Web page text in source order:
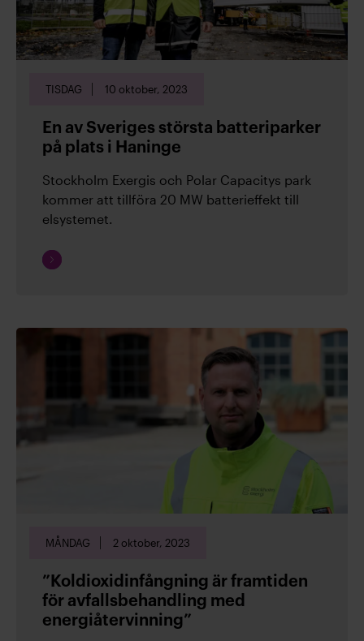
Arkiv
2026
(34)
(27)
2021
2020
energibranschen.
Läs rapporter och remissvar
Kontakta oss!
För mer information, kontakta oss
TISDAG 10 oktober, 2023
En av Sveriges största batteriparker
på plats i Haninge
Stockholm Exergis och Polar Capacitys park
kommer att tillföra 20 MW batterieffekt till
elsystemet.
Fortsätt
MÅNDAG 2 oktober, 2023
”Koldioxidinfångning är framtiden
för avfallsbehandling med
energiåtervinning”